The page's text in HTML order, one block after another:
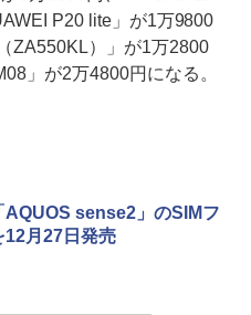
P20 lite」が1万9800
ZA550KL）」が1万2800
」が2万4800円になる。
AQUOS sense2」のSIMフ
12月27日発売